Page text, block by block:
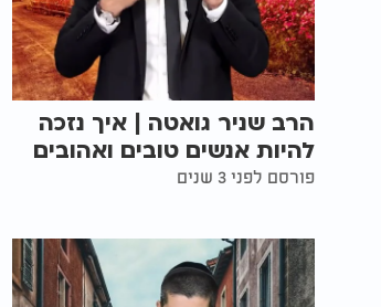
הרב שניר גואטה | איך נזכה
להיות אנשים טובים ואהובים
פורסם לפני 3 שנים